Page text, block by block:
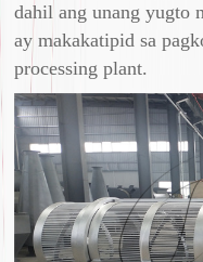
dahil ang unang yugto
ay makakatipid sa
processing plant.